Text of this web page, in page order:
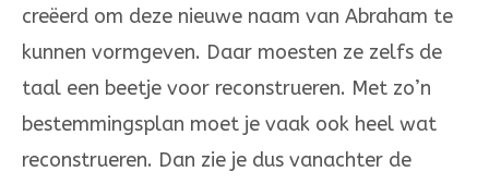
cre­ëerd om deze nieuwe naam van Abraham te
kunnen vorm­ge­ven. Daar moesten ze zelfs de
taal een beetje voor reconstrueren. Met zo’n
bestemmings­plan moet je vaak ook heel wat
reconstru­eren. Dan zie je dus van­achter de